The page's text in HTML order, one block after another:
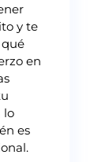
y te
en
lo
es